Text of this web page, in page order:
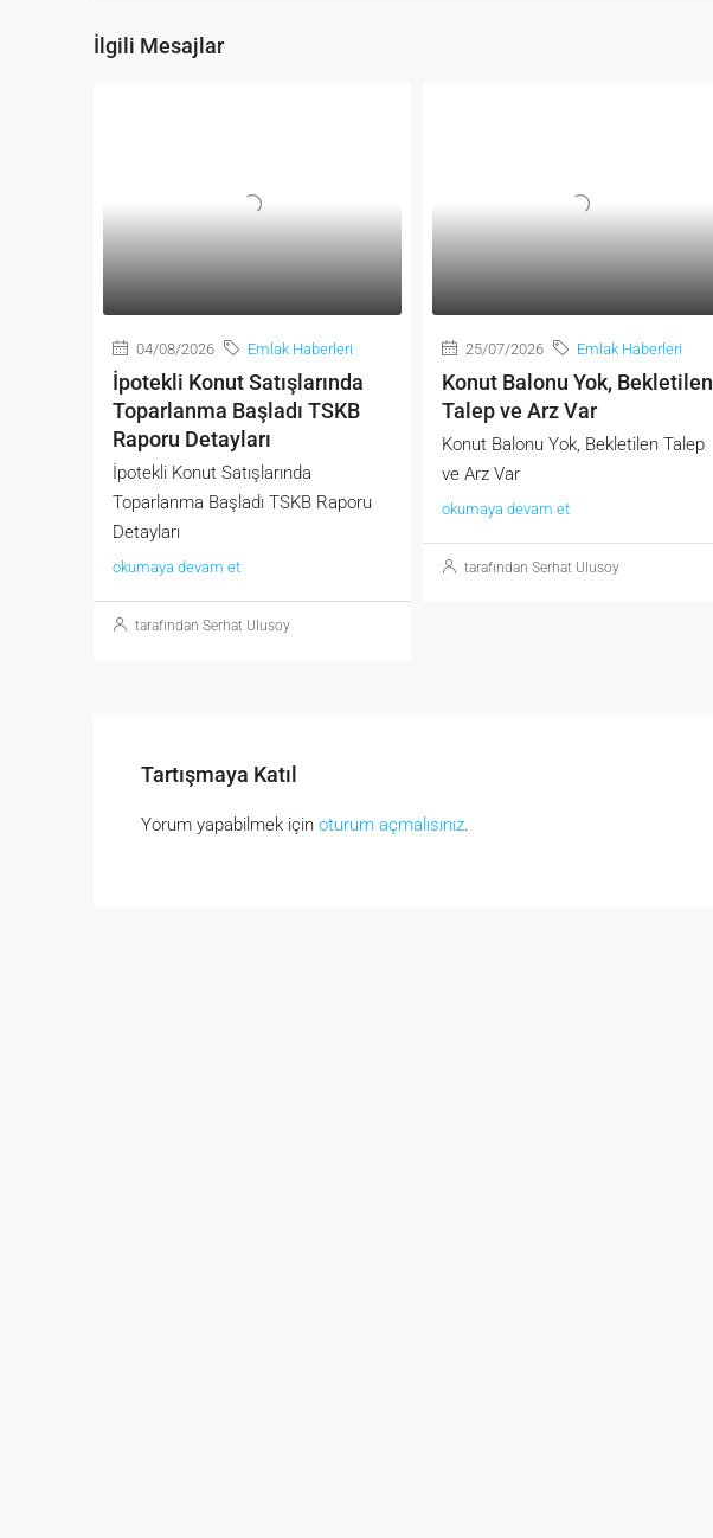
İlgili Mesajlar
04/08/2026 Emlak Haberleri
İpotekli Konut Satışlarında
Toparlanma Başladı TSKB
Raporu Detayları
İpotekli Konut Satışlarında
Toparlanma Başladı TSKB Raporu
Detayları
okumaya devam et
tarafından Serhat Ulusoy
25/07/2026 Emlak Haberleri
Konut Balonu Yok, Bekletilen
Talep ve Arz Var
Konut Balonu Yok, Bekletilen Talep
ve Arz Var
okumaya devam et
tarafından Serhat Ulusoy
Tartışmaya Katıl
Yorum yapabilmek için oturum açmalısınız.